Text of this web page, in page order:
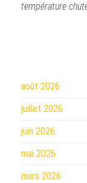
température
août 2026
juillet 2026
juin 2026
mai 2026
mars 2026